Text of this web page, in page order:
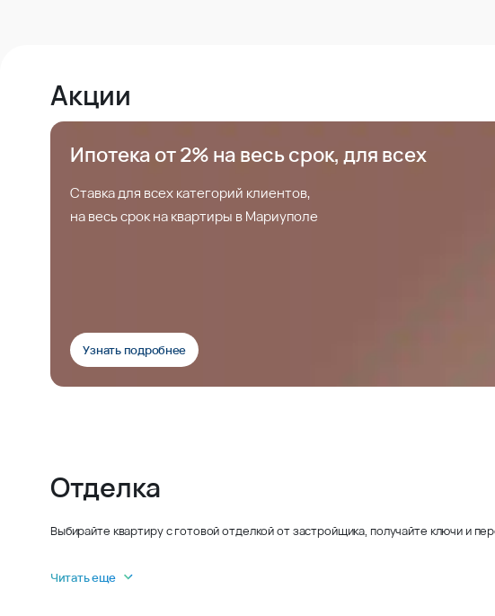
Акции
Ипотека от 2% на весь срок, для всех
Ставка для всех категорий клиентов,
на весь срок на квартиры в Мариуполе
Узнать подробнее
Отделка
Выбирайте квартиру с готовой отделкой от застройщика, получайте ключи и
Читать еще